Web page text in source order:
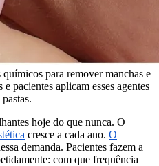
para remover manchas e
pacientes aplicam esses agentes
hoje do que nunca. O
cresce a cada ano. O
demanda. Pacientes fazem a
com que frequência